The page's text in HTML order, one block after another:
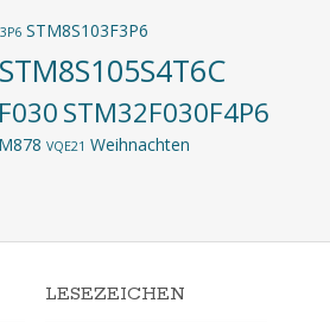
STM8S103F3P6
STM8S105S4T6C
STM32F030F4P6
VQE21 Weihnachten
LESEZEICHEN